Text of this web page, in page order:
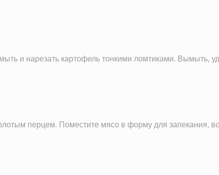
и нарезать картофель тонкими ломтиками. Вымыть,
перцем. Поместите мясо в форму для запекания,